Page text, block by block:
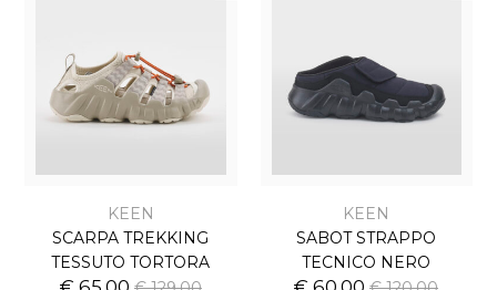
KEEN
SCARPA TREKKING
TESSUTO TORTORA
KEEN
SABOT STRAPPO
TECNICO NERO